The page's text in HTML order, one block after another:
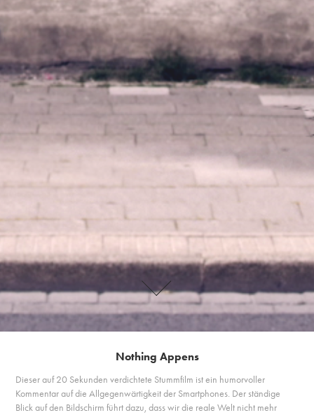
Nothing Appens
Dieser auf 20 Sekunden verdichtete Stummfilm ist ein humorvoller
Kommentar auf die Allgegenwärtigkeit der Smartphones. Der ständige
Blick auf den Bildschirm führt dazu, dass wir die reale Welt nicht mehr